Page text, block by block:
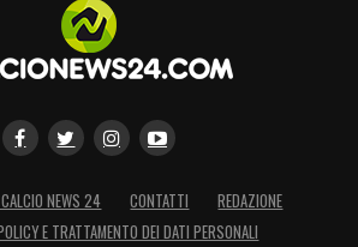
NEWS 24 CONTATTI
REDAZIONE
E TRATTAMENTO DEI DATI PERSONALI